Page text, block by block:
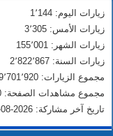
زيارات اليوم: 1٬144
زيارات الأمس: 3٬305
زيارات الشهر: 155٬001
زيارات السنة: 2٬822٬867
مجموع الزيارات: 9٬701٬920
مجموع مشاهدات الصفحة: 0
تاريخ آخر مشاركة: 2026-08-03